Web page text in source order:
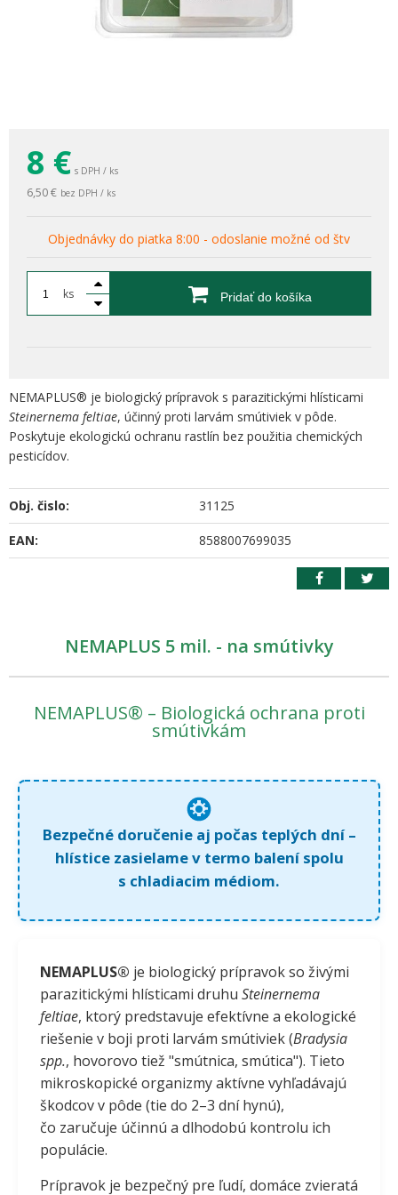
8 € s DPH / ks
6,50 € bez DPH / ks
Objednávky do piatka 8:00 - odoslanie možné od štv
ks Pridať do košíka
NEMAPLUS® je biologický prípravok s parazitickými hlísticami
Steinernema feltiae, účinný proti larvám smútiviek v pôde.
Poskytuje ekologickú ochranu rastlín bez použitia chemických
pesticídov.
Obj. čislo: 31125
EAN: 8588007699035
NEMAPLUS 5 mil. - na smútivky
NEMAPLUS® – Biologická ochrana proti
smútivkám
Bezpečné doručenie aj počas teplých dní –
hlístice zasielame v termo balení spolu
s chladiacim médiom.
NEMAPLUS® je biologický prípravok so živými
parazitickými hlísticami druhu Steinernema
feltiae, ktorý predstavuje efektívne a ekologické
riešenie v boji proti larvám smútiviek (Bradysia
spp., hovorovo tiež "smútnica, smútica"). Tieto
mikroskopické organizmy aktívne vyhľadávajú
škodcov v pôde (tie do 2–3 dní hynú),
čo zaručuje účinnú a dlhodobú kontrolu ich
populácie.
Prípravok je bezpečný pre ľudí, domáce zvieratá